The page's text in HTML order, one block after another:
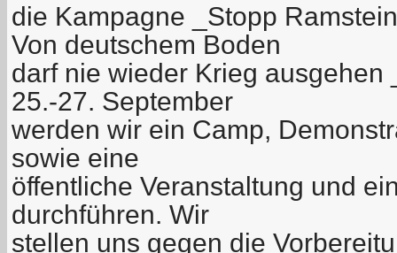
die Kampagne _Stopp
Von deutschem Boden
darf nie wieder Krieg ausgehen
25.-27. September
werden wir ein Camp,
sowie eine
öffentliche Veranstaltung und
durchführen. Wir
stellen uns gegen die